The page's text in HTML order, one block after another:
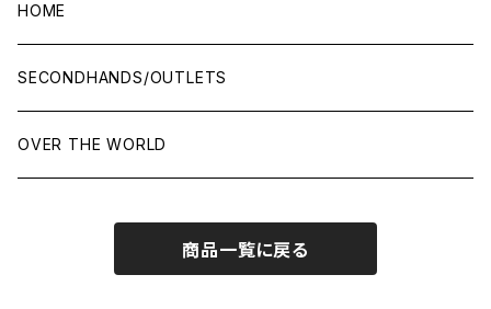
HOME
SECONDHANDS/OUTLETS
OVER THE WORLD
商品一覧に戻る